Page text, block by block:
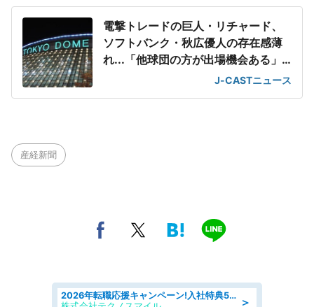
電撃トレードの巨人・リチャード、
ソフトバンク・秋広優人の存在感薄
れ...「他球団の方が出場機会ある」
J-CASTニュース
産経新聞
＞
2026年転職応援キャンペーン!入社特典58万円/デンソーで働こう!自動車工場で小型部品の検査業務 denso aichi